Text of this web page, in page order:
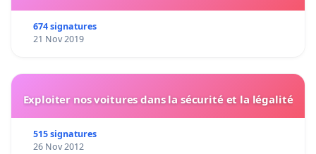
674 signatures
21 Nov 2019
Exploiter nos voitures dans la sécurité et la légalité
515 signatures
26 Nov 2012